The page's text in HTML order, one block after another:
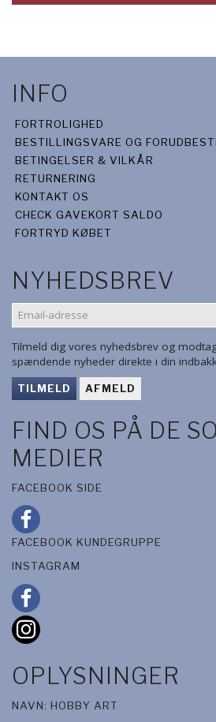
INFO
FORTROLIGHED
BESTILLINGSVARE OG
BETINGELSER & VILKÅR
RETURNERING
KONTAKT OS
CHECK GAVEKORT SALDO
FORTRYD KØBET
NYHEDSBREV
EMAIL-
ADRESSE
Tilmeld dig vores nyhedsbrev og
spændende nyheder direkte i din
TILMELD AFMELD
FIND OS PÅ DE
MEDIER
FACEBOOK SIDE
FACEBOOK KUNDEGRUPPE
INSTAGRAM
OPLYSNINGER
NAVN: HOBBY ART